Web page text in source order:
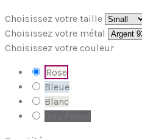
Choisissez votre taille
Choisissez votre métal
Choisissez votre couleur
Rose
Bleue
Blanc